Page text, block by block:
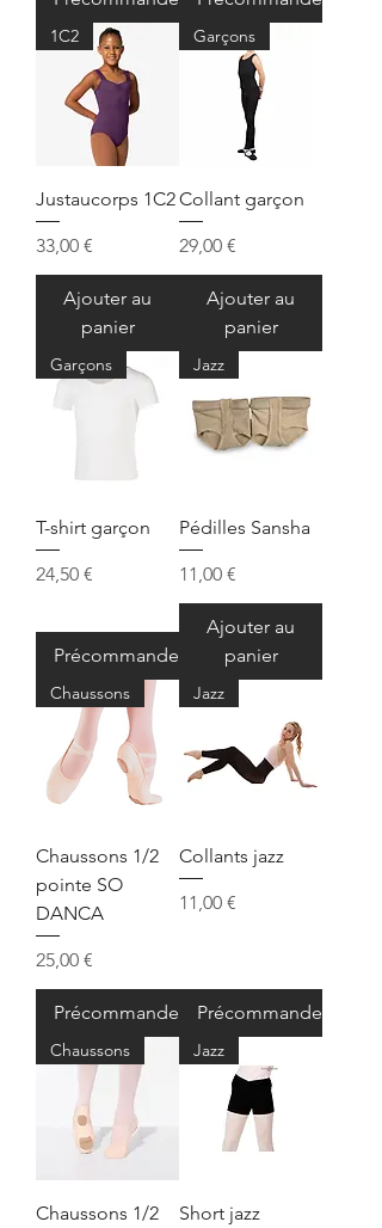
1C2
Justaucorps 1C2
Prix
33,00 €
Ajouter au
panier
Garçons
Collant garçon
Prix
29,00 €
Ajouter au
panier
Garçons
T-shirt garçon
Prix
24,50 €
Précommander
Jazz
Pédilles Sansha
Prix
11,00 €
Ajouter au
panier
Chaussons
Chaussons 1/2
pointe SO
DANCA
Prix
25,00 €
Précommander
Jazz
Collants jazz
Prix
11,00 €
Précommander
Chaussons
Chaussons 1/2
Jazz
Short jazz